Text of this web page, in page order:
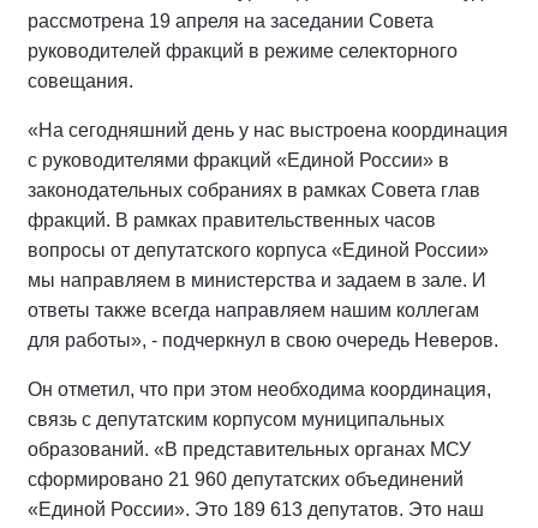
рассмотрена 19 апреля на заседании Совета
руководителей фракций в режиме селекторного
совещания.
«На сегодняшний день у нас выстроена координация
с руководителями фракций «Единой России» в
законодательных собраниях в рамках Совета глав
фракций. В рамках правительственных часов
вопросы от депутатского корпуса «Единой России»
мы направляем в министерства и задаем в зале. И
ответы также всегда направляем нашим коллегам
для работы», - подчеркнул в свою очередь Неверов.
Он отметил, что при этом необходима координация,
связь с депутатским корпусом муниципальных
образований. «В представительных органах МСУ
сформировано 21 960 депутатских объединений
«Единой России». Это 189 613 депутатов. Это наш